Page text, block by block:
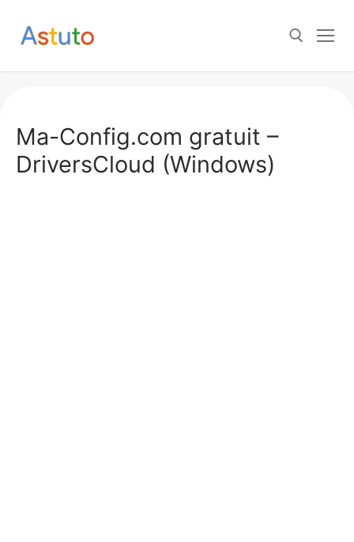
Ma-Config.com gratuit –
DriversCloud (Windows)